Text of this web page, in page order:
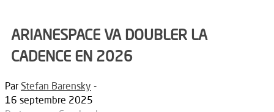
ARIANESPACE VA DOUBLER LA
CADENCE EN 2026
Par Stefan Barensky -
16 septembre 2025